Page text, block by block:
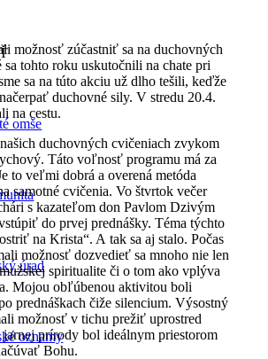
omše
úrad
oznamy
možnosť zúčastniť sa na duchovných
sa tohto roku uskutočnili na chate pri
sa na túto akciu už dlho tešili, keďže
duchovné sily. V stredu 20.4.
na cestu.
duchovných cvičeniach zvykom
Táto voľnosť programu má za
to veľmi dobrá a overená metóda
samotné cvičenia. Vo štvrtok večer
s kazateľom don Pavlom Dzivým
do prvej prednášky. Téma týchto
na Krista“. A tak sa aj stalo. Počas
možnosť dozvedieť sa mnoho nie len
spiritualite či o tom ako vplýva
Mojou obľúbenou aktivitou boli
prednáškach čiže silencium. Výsostný
možnosť v tichu prežiť uprostred
jarnej prírody bol ideálnym priestorom
Bohu.